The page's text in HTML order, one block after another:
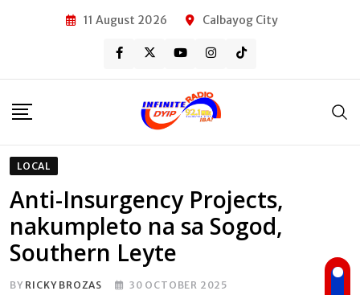
11 August 2026 Calbayog City
LOCAL
Anti-Insurgency Projects,
nakumpleto na sa Sogod,
Southern Leyte
BY RICKY BROZAS 30 OCTOBER 2025